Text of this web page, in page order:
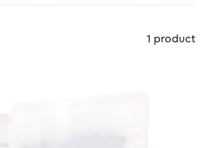
1 product